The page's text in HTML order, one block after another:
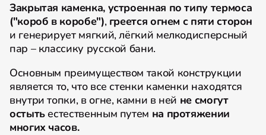
Закрытая каменка, устроенная по типу термоса
("короб в коробе"), греется огнем с пяти сторон
и генерирует мягкий, лёгкий мелкодисперсный
пар – классику русской бани.
Основным преимуществом такой конструкции
является то, что все стенки каменки находятся
внутри топки, в огне, камни в ней не смогут
остытьестественным путем на протяжении
многих часов.